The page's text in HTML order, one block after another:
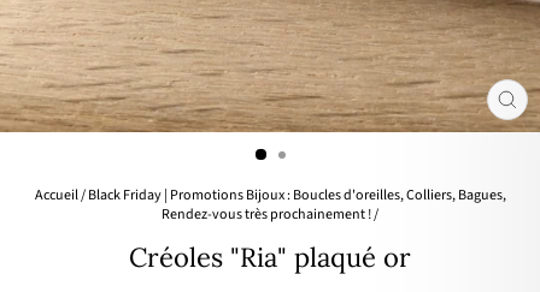
Accueil/ Black Friday | Promotions Bijoux : Boucles d'oreilles, Colliers, Bagues,
Rendez-vous très prochainement !/
Créoles "Ria" plaqué or